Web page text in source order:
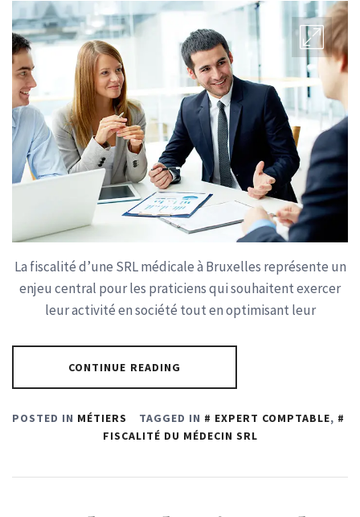
La fiscalité d’une SRL médicale à Bruxelles représente un
enjeu central pour les praticiens qui souhaitent exercer
leur activité en société tout en optimisant leur
CONTINUE READING
POSTED IN MÉTIERS TAGGED IN EXPERT COMPTABLE,
FISCALITÉ DU MÉDECIN SRL